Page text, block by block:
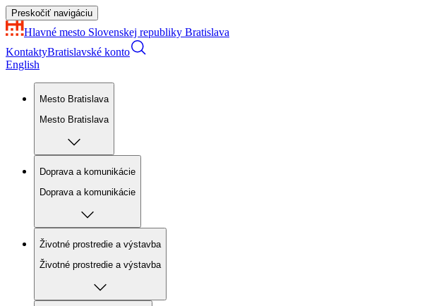
Preskočiť navigáciu
Hlavné mesto Slovenskej republiky Bratislava
KontaktyBratislavské konto
English
Mesto Bratislava
Mesto Bratislava
Doprava a komunikácie
Doprava a komunikácie
Životné prostredie a výstavba
Životné prostredie a výstavba